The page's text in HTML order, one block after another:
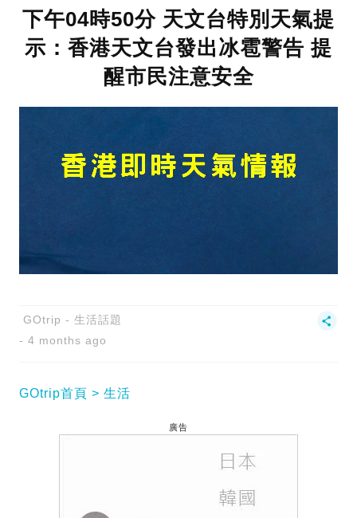
下午04時50分 天文台特別天氣提
示：香港天文台發出冰雹警告 提
醒市民注意安全
GOtrip - 生活話題
4 months ago
GOtrip首頁 生活
廣告